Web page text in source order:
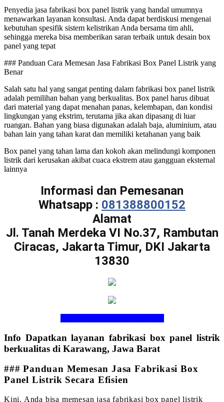
Penyedia jasa fabrikasi box panel listrik yang handal umumnya
menawarkan layanan konsultasi. Anda dapat berdiskusi mengenai
kebutuhan spesifik sistem kelistrikan Anda bersama tim ahli,
sehingga mereka bisa memberikan saran terbaik untuk desain box
panel yang tepat
### Panduan Cara Memesan Jasa Fabrikasi Box Panel Listrik yang
Benar
Salah satu hal yang sangat penting dalam fabrikasi box panel listrik
adalah pemilihan bahan yang berkualitas. Box panel harus dibuat
dari material yang dapat menahan panas, kelembapan, dan kondisi
lingkungan yang ekstrim, terutama jika akan dipasang di luar
ruangan. Bahan yang biasa digunakan adalah baja, aluminium, atau
bahan lain yang tahan karat dan memiliki ketahanan yang baik
Box panel yang tahan lama dan kokoh akan melindungi komponen
listrik dari kerusakan akibat cuaca ekstrem atau gangguan eksternal
lainnya
Informasi dan Pemesanan
Whatsapp : 081388800152
Alamat
Jl. Tanah Merdeka VI No.37, Rambutan
Ciracas, Jakarta Timur, DKI Jakarta
13830
Info Dapatkan layanan fabrikasi box panel listrik
berkualitas di Karawang, Jawa Barat
### Panduan Memesan Jasa Fabrikasi Box
Panel Listrik Secara Efisien
Kini, Anda bisa memesan jasa fabrikasi box panel listrik